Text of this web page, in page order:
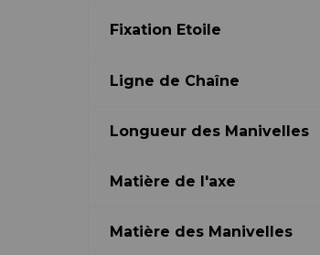
Fixation Etoile
Ligne de Chaîne
Longueur des Manivelles
Matière de l'axe
Matière des Manivelles